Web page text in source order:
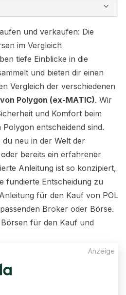
und verkaufen: Die
im Vergleich
tiefe Einblicke in die
und bieten dir einen
Vergleich der verschiedenen
Polygon (ex-MATIC). Wir
und Komfort beim
entscheidend sind.
neu in der Welt der
bereits ein erfahrener
Anleitung ist so konzipiert,
fundierte Entscheidung zu
für den Kauf von POL
Broker oder Börse.
für den Kauf und
Anzeige